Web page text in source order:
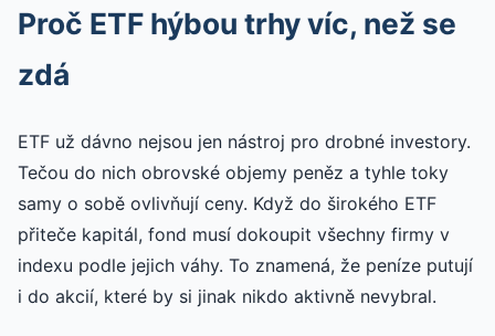
Proč ETF hýbou trhy víc, než se
zdá
ETF už dávno nejsou jen nástroj pro drobné investory.
Tečou do nich obrovské objemy peněz a tyhle toky
samy o sobě ovlivňují ceny. Když do širokého ETF
přiteče kapitál, fond musí dokoupit všechny firmy v
indexu podle jejich váhy. To znamená, že peníze putují
i do akcií, které by si jinak nikdo aktivně nevybral.